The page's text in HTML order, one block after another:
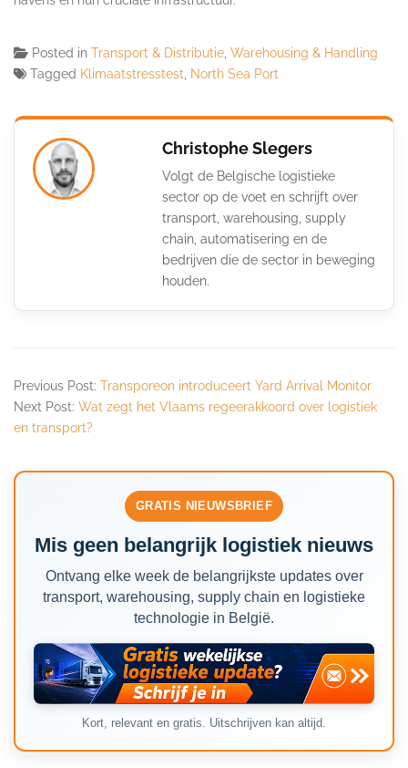
Posted in Transport & Distributie Warehousing & Handling
Tagged Klimaatstresstest North Sea Port
Christophe Slegers
Volgt de Belgische logistieke
sector op de voet en schrijft over
transport, warehousing, supply
chain, automatisering en de
bedrijven die de sector in beweging
houden.
Previous Post: Transporeon introduceert Yard Arrival Monitor
Next Post: Wat zegt het Vlaams regeerakkoord over logistiek
en transport?
GRATIS NIEUWSBRIEF
Mis geen belangrijk logistiek nieuws
Ontvang elke week de belangrijkste updates over
transport, warehousing, supply chain en logistieke
technologie in België.
Kort, relevant en gratis. Uitschrijven kan altijd.